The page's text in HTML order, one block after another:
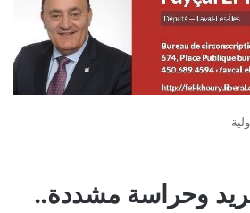
وحراسة مشددة..